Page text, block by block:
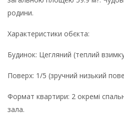
родини.
Характеристики обєкта:
Будинок: Цегляний (теплий
Поверх: 1/5 (зручний низький
Формат квартири: 2 окремі
зала.